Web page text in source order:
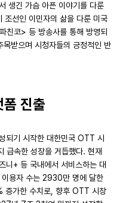
생긴 가슴 아픈 이야기를 다룬
조선인 이민자의 삶을 다룬 미국
친코> 등 방송사를 통해 방영되
받으며 시청자들의 긍정적인 반
진출
되기 시작한 대한민국 OTT 시
급속한 성장을 거듭했다. 현재
니+ 등 국내에서 서비스하는 대
용자 수는 2930만 명에 달한
가한 수치로, 향후 OTT 시장